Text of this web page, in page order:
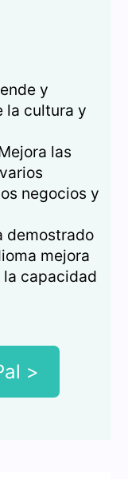
y
la cultura y
las
negocios y
demostrado
mejora
capacidad
>